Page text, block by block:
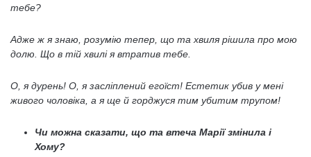
тебе?
Адже ж я знаю, розумію тепер, що та хвиля рішила про мою
долю. Що в тій хвилі я втратив тебе.
О, я дурень! О, я засліплений егоїст! Естетик убив у мені
живого чоловіка, а я ще й горджуся тим убитим трупом!
Чи можна сказати, що та втеча Марії змінила і
Хому?